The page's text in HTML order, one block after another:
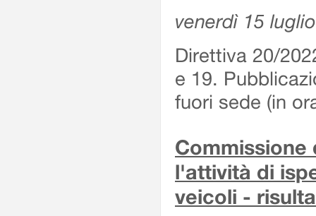
venerdì 15
Direttiva 20/
e 19.
fuori sede (in
l'attività di
veicoli -